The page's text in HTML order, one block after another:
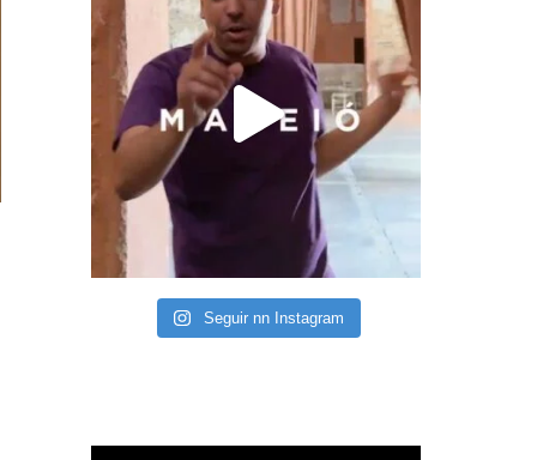
Seguir nn Instagram